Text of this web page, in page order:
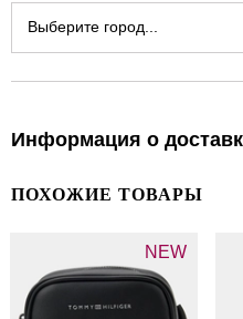
Выберите город...
Информация о
ПОХОЖИЕ ТОВАРЫ
NEW